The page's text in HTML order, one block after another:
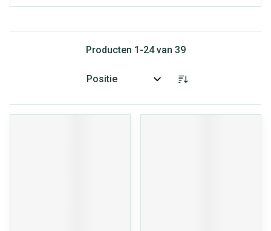
Producten 1 -24van 39
Sorteer op: